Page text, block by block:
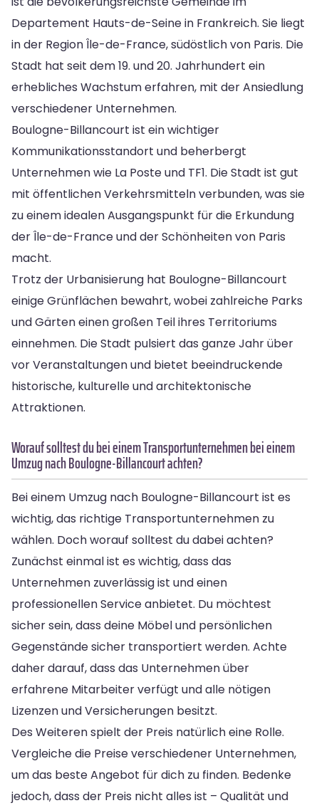
Departement Hauts-de-Seine in Frankreich. Sie liegt
in der Region Île-de-France, südöstlich von Paris. Die
Stadt hat seit dem 19. und 20. Jahrhundert ein
erhebliches Wachstum erfahren, mit der Ansiedlung
verschiedener Unternehmen.
Boulogne-Billancourt ist ein wichtiger
Kommunikationsstandort und beherbergt
Unternehmen wie La Poste und TF1. Die Stadt ist gut
mit öffentlichen Verkehrsmitteln verbunden, was sie
zu einem idealen Ausgangspunkt für die Erkundung
der Île-de-France und der Schönheiten von Paris
macht.
Trotz der Urbanisierung hat Boulogne-Billancourt
einige Grünflächen bewahrt, wobei zahlreiche Parks
und Gärten einen großen Teil ihres Territoriums
einnehmen. Die Stadt pulsiert das ganze Jahr über
vor Veranstaltungen und bietet beeindruckende
historische, kulturelle und architektonische
Attraktionen.
Worauf solltest du bei einem Transportunternehmen bei einem
Umzug nach Boulogne-Billancourt achten?
Bei einem Umzug nach Boulogne-Billancourt ist es
wichtig, das richtige Transportunternehmen zu
wählen. Doch worauf solltest du dabei achten?
Zunächst einmal ist es wichtig, dass das
Unternehmen zuverlässig ist und einen
professionellen Service anbietet. Du möchtest
sicher sein, dass deine Möbel und persönlichen
Gegenstände sicher transportiert werden. Achte
daher darauf, dass das Unternehmen über
erfahrene Mitarbeiter verfügt und alle nötigen
Lizenzen und Versicherungen besitzt.
Des Weiteren spielt der Preis natürlich eine Rolle.
Vergleiche die Preise verschiedener Unternehmen,
um das beste Angebot für dich zu finden. Bedenke
jedoch, dass der Preis nicht alles ist – Qualität und